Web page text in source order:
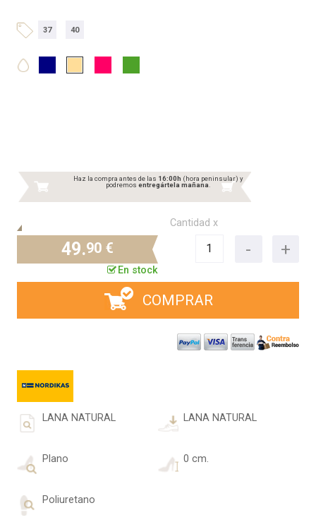
37 40
Haz la compra antes de las 16:00h (hora peninsular) y
podremos entregártela mañana.
49.90 €
En stock
Cantidad x
COMPRAR
LANA NATURAL LANA NATURAL
Plano 0 cm.
Poliuretano